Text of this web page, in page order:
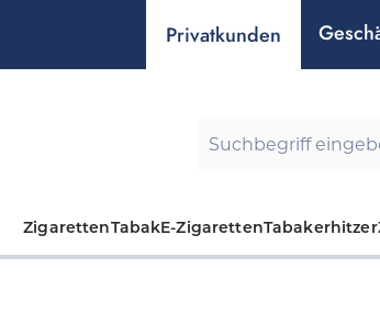
Privatkunden
ZigarettenTabakE-ZigarettenTabakerhitzer